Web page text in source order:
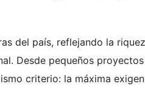
del país, reflejando la
Desde pequeños proyectos
criterio: la máxima